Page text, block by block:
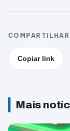
Copiar link
Mais